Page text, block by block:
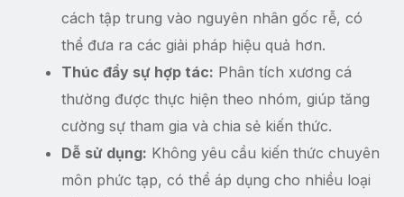
cách tập trung vào nguyên nhân gốc rễ, có
thể đưa ra các giải pháp hiệu quả hơn.
Thúc đẩy sự hợp tác: Phân tích xương cá
thường được thực hiện theo nhóm, giúp tăng
cường sự tham gia và chia sẻ kiến thức.
Dễ sử dụng: Không yêu cầu kiến thức chuyên
môn phức tạp, có thể áp dụng cho nhiều loại